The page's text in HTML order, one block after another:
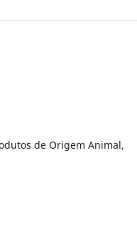
de Origem Animal,